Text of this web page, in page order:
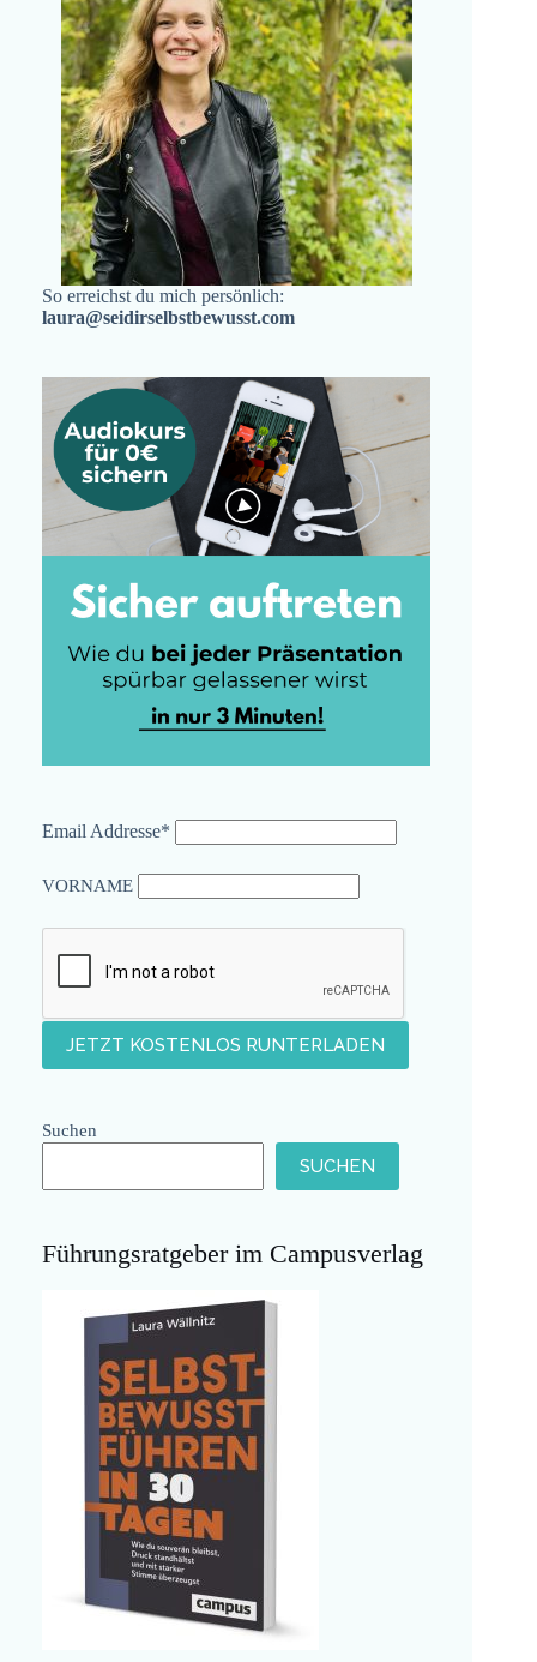
So erreichst du mich persönlich:
laura@seidirselbstbewusst.com
Email Addresse*
VORNAME
Suchen
SUCHEN
Führungsratgeber im Campusverlag